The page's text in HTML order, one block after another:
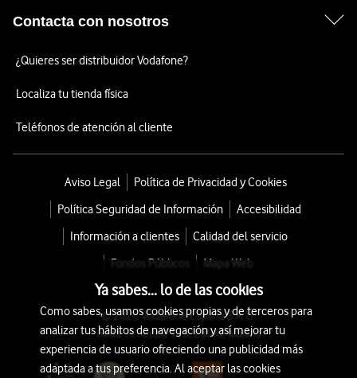
Contacta con nosotros
¿Quieres ser distribuidor Vodafone?
Localiza tu tienda física
Teléfonos de atención al cliente
Aviso Legal
Política de Privacidad y Cookies
Política Seguridad de Información
Accesibilidad
Información a clientes
Calidad del servicio
Fondos Públicos
Mapa Web
© 2026 Vodafone España S.A.U.
Avda. América 115, 28042 Madrid
Ya sabes... lo de las cookies
Como sabes, usamos cookies propias y de terceros para
analizar tus hábitos de navegación y así mejorar tu
experiencia de usuario ofreciendo una publicidad más
adaptada a tus preferencia. Al aceptar las cookies